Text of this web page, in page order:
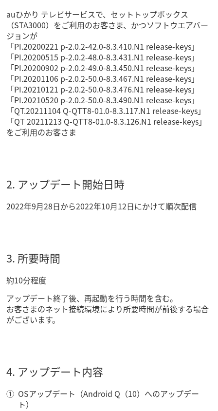
auひかり テレビサービスで、セットトップボックス
（STA3000）をご利用のお客さま、かつソフトウエアバー
ジョンが
「PI.20200221 p-2.0.2-42.0-8.3.410.N1 release-keys」
「PI.20200515 p-2.0.2-48.0-8.3.431.N1 release-keys」
「PI.20200902 p-2.0.2-49.0-8.3.450.N1 release-keys」
「PI.20201106 p-2.0.2-50.0-8.3.467.N1 release-keys」
「PI.20210121 p-2.0.2-50.0-8.3.476.N1 release-keys」
「PI.20210520 p-2.0.2-50.0-8.3.490.N1 release-keys」
「QT.20211104 Q-QTT8-01.0-8.3.117.N1 release-keys」
「QT 20211213 Q-QTT8-01.0-8.3.126.N1 release-keys」
をご利用のお客さま
2. アップデート開始日時
2022年9月28日から2022年10月12日にかけて順次配信
3. 所要時間
約10分程度
アップデート終了後、再起動を行う時間を含む。
お客さまのネット接続環境により所要時間が前後する場合
がございます。
4. アップデート内容
OSアップデート（Android Q（10）へのアップデー
ト）